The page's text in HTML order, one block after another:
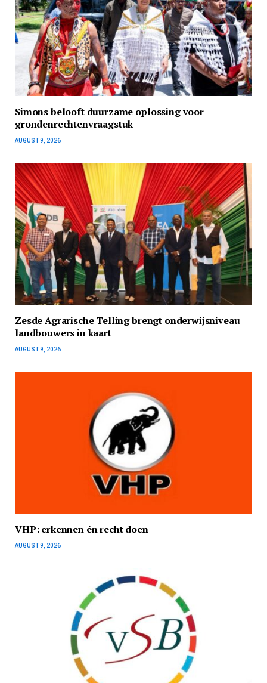
Simons belooft duurzame oplossing voor
grondenrechtenvraagstuk
AUGUST 9, 2026
Zesde Agrarische Telling brengt onderwijsniveau
landbouwers in kaart
AUGUST 9, 2026
VHP: erkennen én recht doen
AUGUST 9, 2026